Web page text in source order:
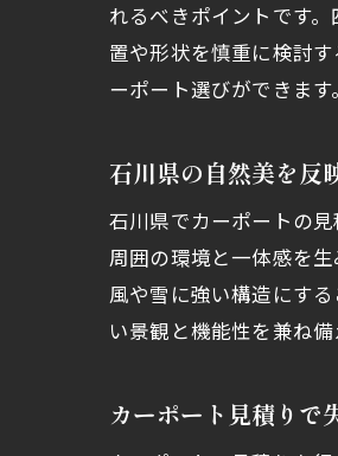
れるべきポイントです
置や形状を慎重に検討
ーポート選びができます。
石川県の自然美を反
石川県でカーポートの
周囲の環境と一体感を
風や雪に強い構造にす
い景観と機能性を兼ね
カーポート見積りで